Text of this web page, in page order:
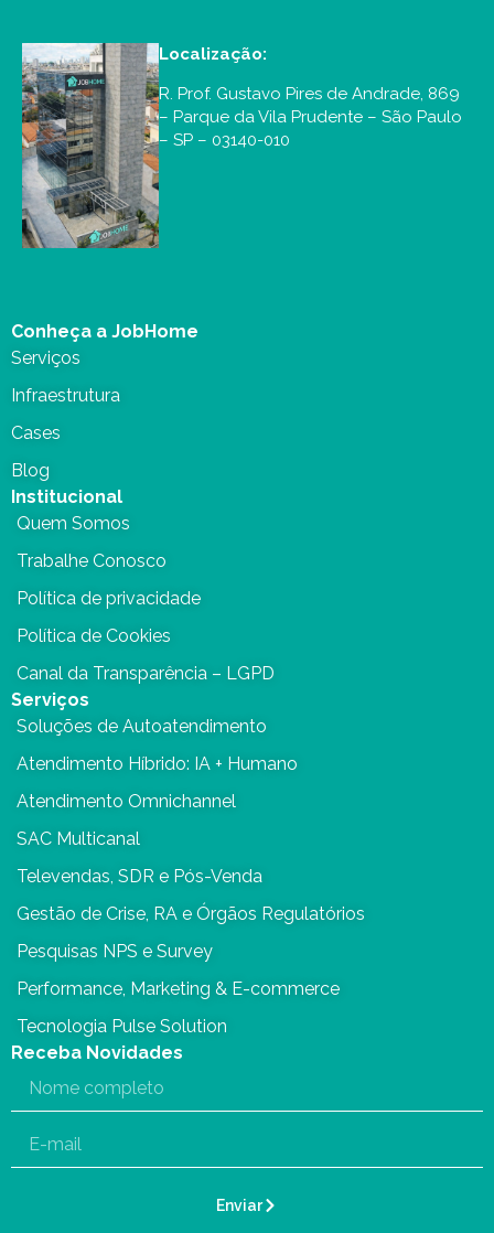
Localização:
R. Prof. Gustavo Pires de Andrade, 869
– Parque da Vila Prudente – São Paulo
– SP – 03140-010
Conheça a JobHome
Serviços
Infraestrutura
Cases
Blog
Institucional
Quem Somos
Trabalhe Conosco
Política de privacidade
Política de Cookies
Canal da Transparência – LGPD
Serviços
Soluções de Autoatendimento
Atendimento Híbrido: IA + Humano
Atendimento Omnichannel
SAC Multicanal
Televendas, SDR e Pós-Venda
Gestão de Crise, RA e Órgãos Regulatórios
Pesquisas NPS e Survey
Performance, Marketing & E-commerce
Tecnologia Pulse Solution
Receba Novidades
Enviar